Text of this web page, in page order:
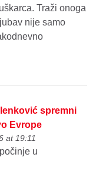
Traži onoga
nije samo
spremni
Evrope
at 19:11
u